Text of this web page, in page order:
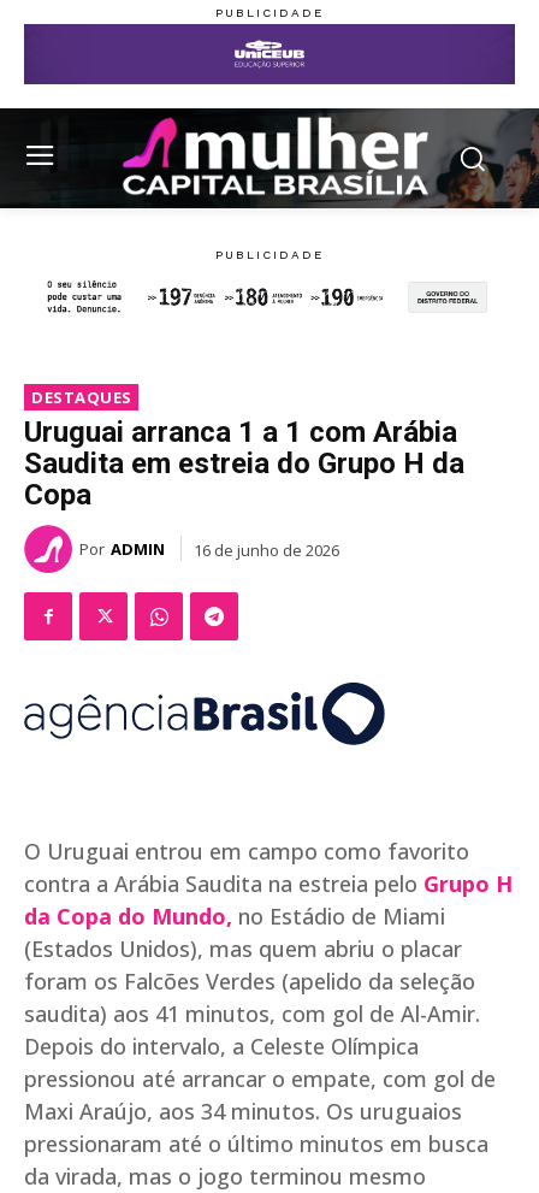
DESTAQUES
Uruguai arranca 1 a 1 com Arábia
Saudita em estreia do Grupo H da
Copa
Por ADMIN 16 de junho de 2026
O Uruguai entrou em campo como favorito
contra a Arábia Saudita na estreia pelo Grupo H
da Copa do Mundo, no Estádio de Miami
(Estados Unidos), mas quem abriu o placar
foram os Falcões Verdes (apelido da seleção
saudita) aos 41 minutos, com gol de Al-Amir.
Depois do intervalo, a Celeste Olímpica
pressionou até arrancar o empate, com gol de
Maxi Araújo, aos 34 minutos. Os uruguaios
pressionaram até o último minutos em busca
da virada, mas o jogo terminou mesmo